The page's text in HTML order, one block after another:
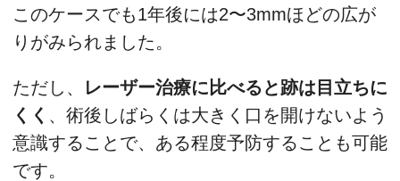
このケースでも1年後には2〜3mmほどの広が
りがみられました。
ただし、
レーザー治療に比べると跡は目立ちに
くく 、術後しばらくは大きく口を開けないよう
意識することで、ある程度予防することも可能
です。